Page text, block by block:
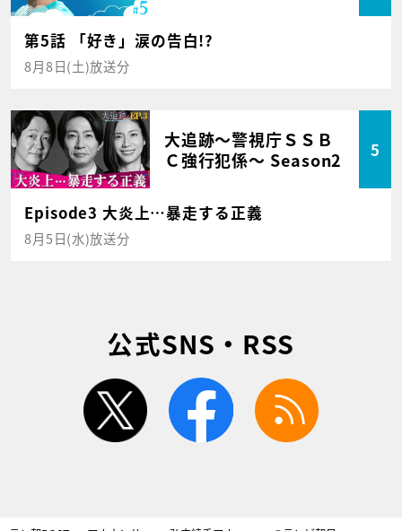
第5話 「好き」涙の告白!?
8月8日(土)放送分
大追跡～警視庁ＳＳＢ
Ｃ強行犯係～ Season2
5
Episode3 大炎上…暴走する正義
8月5日(水)放送分
公式SNS・RSS
twitter facebook